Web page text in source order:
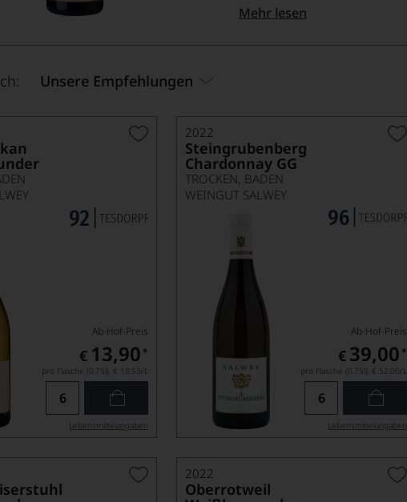
Mehr lesen
Unsere Empfehlungen
Ab-Hof-Preis
€ 13,90 *
pro Flasche (0.75l), € 18,53/L
Lebensmittel­angaben
2022
Steingrubenberg
Chardonnay GG
TROCKEN, BADEN
WEINGUT SALWEY
Ab-Hof-Preis
€ 39,00 *
pro Flasche (0.75l), € 52,00/L
Lebensmittel­angaben
2022
Oberrotweil